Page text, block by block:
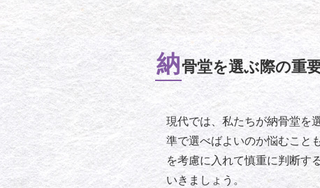
納骨堂を選ぶ際の重
現代では、私たちが納骨堂を
準で選べばよいのか悩むこと
を考慮に入れて慎重に判断す
いきましょう。